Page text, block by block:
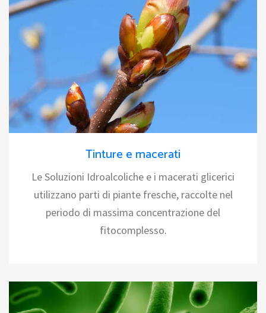
Tinture e macerati
Le Soluzioni Idroalcoliche e i macerati glicerici
utilizzano parti di piante fresche, raccolte nel
periodo di massima concentrazione del
fitocomplesso.